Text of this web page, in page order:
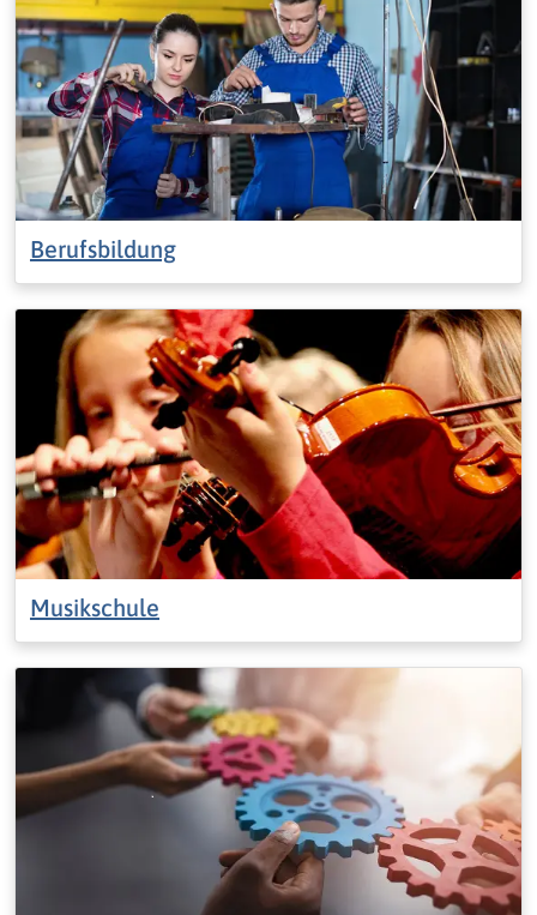
Berufsbildung
Musikschule